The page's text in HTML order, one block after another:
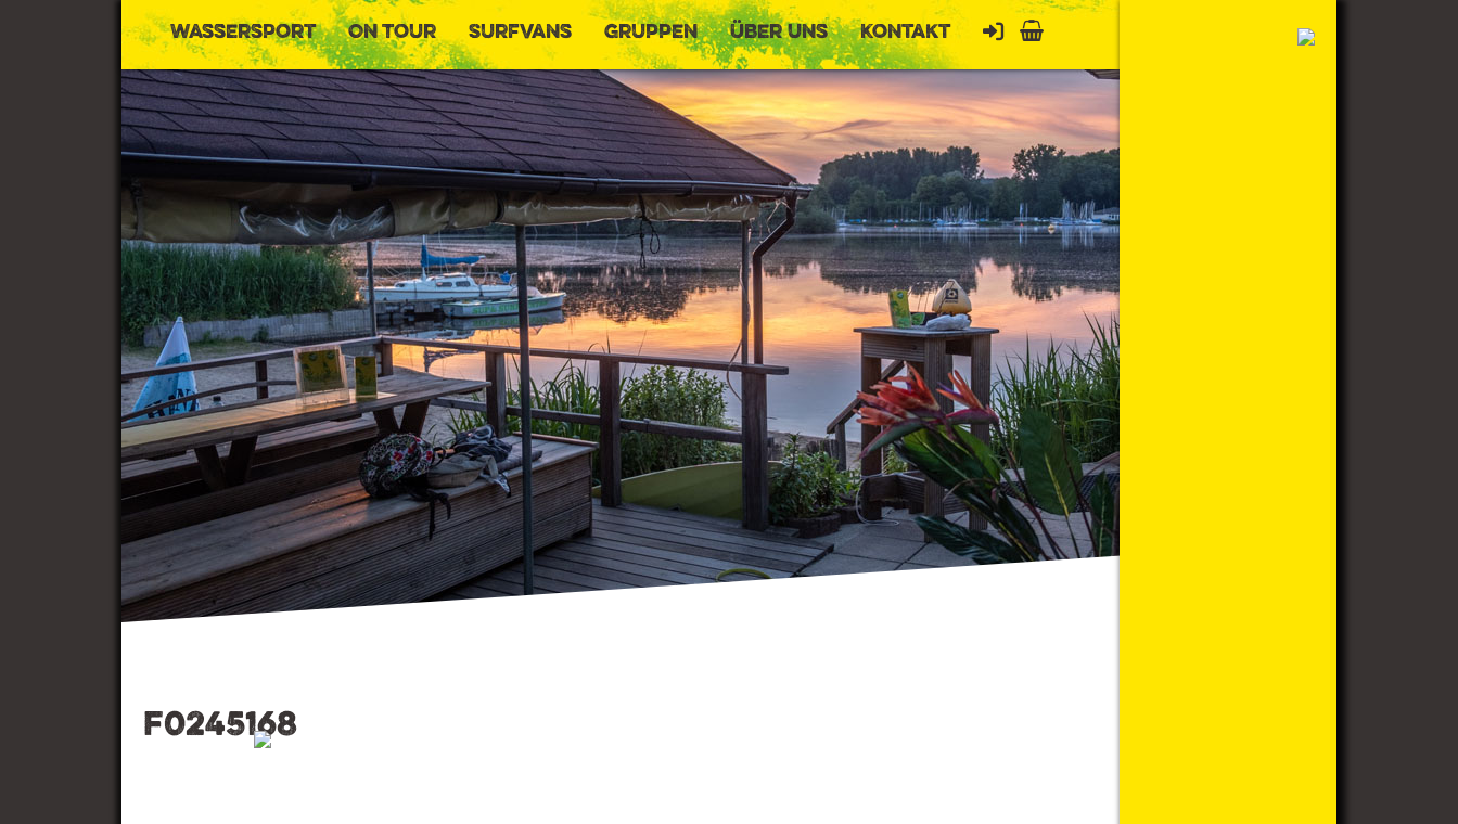
Wassersport On Tour Surfvans Gruppen Über uns Kontakt Mein Konto
Warenkorb
f0245168